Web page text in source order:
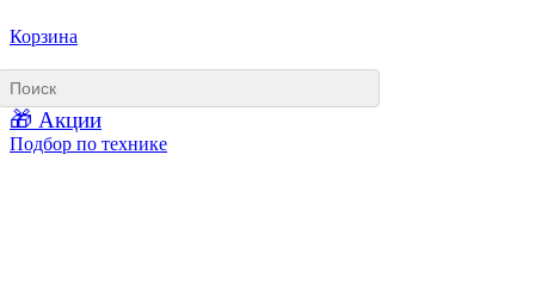
Корзина
🎁 Акции
Подбор по технике